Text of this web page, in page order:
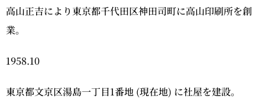
高山正吉により東京都千代田区神田司町に高山印刷所を創
業。
1958.10
東京都文京区湯島一丁目1番地 (現在地) に社屋を建設。